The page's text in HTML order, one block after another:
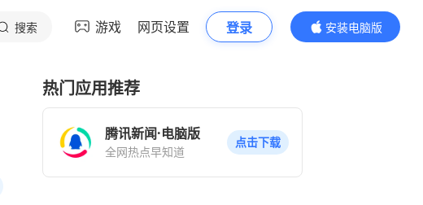
搜索 游戏 网页设置 登录
安装电脑版
内容更精彩
热门应用推荐
腾讯新闻·电脑版
全网热点早知道
点击下载